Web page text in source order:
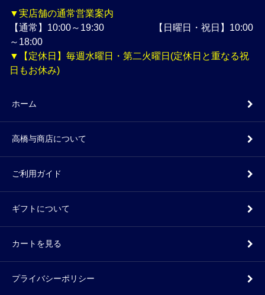
▼実店舗の通常営業案内
【通常】10:00～19:30 【日曜日・祝日】10:00
～18:00
▼【定休日】毎週水曜日・第二火曜日(定休日と重なる祝
日もお休み)
ホーム
高橋与商店について
ご利用ガイド
ギフトについて
カートを見る
プライバシーポリシー